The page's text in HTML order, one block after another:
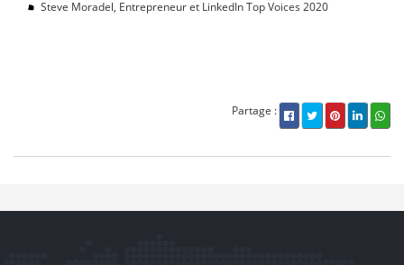
Steve Moradel, Entrepreneur et LinkedIn Top Voices 2020
Partage :